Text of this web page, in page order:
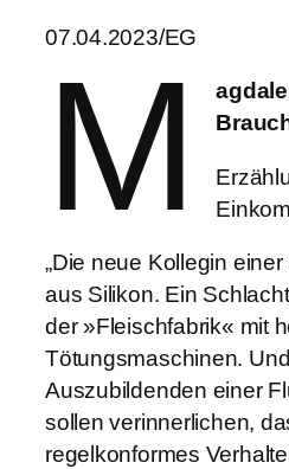
07.04.2023/EG
M
„Die neue Kollegin
aus Silikon. Ein
der »Fleischfabrik« mit
Tötungsmaschinen.
Auszubildenden einer
sollen verinnerlichen,
regelkonformes